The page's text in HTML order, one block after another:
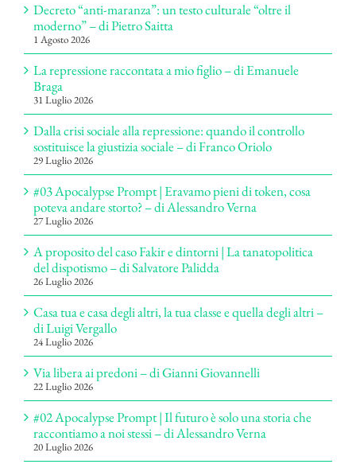
Decreto “anti-maranza”: un testo culturale “oltre il
moderno” – di Pietro Saitta
1 Agosto 2026
La repressione raccontata a mio figlio – di Emanuele
Braga
31 Luglio 2026
Dalla crisi sociale alla repressione: quando il controllo
sostituisce la giustizia sociale – di Franco Oriolo
29 Luglio 2026
#03 Apocalypse Prompt | Eravamo pieni di token, cosa
poteva andare storto? – di Alessandro Verna
27 Luglio 2026
A proposito del caso Fakir e dintorni | La tanatopolitica
del dispotismo – di Salvatore Palidda
26 Luglio 2026
Casa tua e casa degli altri, la tua classe e quella degli altri –
di Luigi Vergallo
24 Luglio 2026
Via libera ai predoni – di Gianni Giovannelli
22 Luglio 2026
#02 Apocalypse Prompt | Il futuro è solo una storia che
raccontiamo a noi stessi – di Alessandro Verna
20 Luglio 2026